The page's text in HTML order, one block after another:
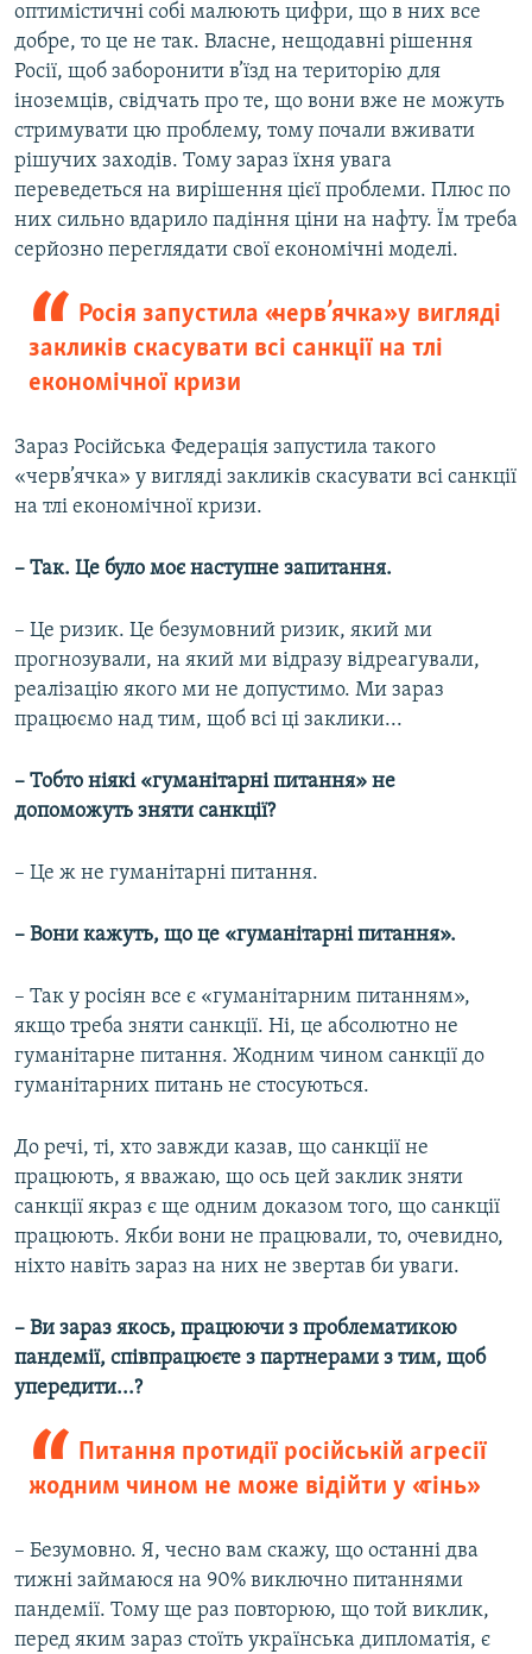
оптимістичні собі малюють цифри, що в них все
добре, то це не так. Власне, нещодавні рішення
Росії, щоб заборонити в’їзд на територію для
іноземців, свідчать про те, що вони вже не можуть
стримувати цю проблему, тому почали вживати
рішучих заходів. Тому зараз їхня увага
переведеться на вирішення цієї проблеми. Плюс по
них сильно вдарило падіння ціни на нафту. Їм треба
серйозно переглядати свої економічні моделі.
Росія запустила «черв’ячка» у вигляді
закликів скасувати всі санкції на тлі
економічної кризи
Зараз Російська Федерація запустила такого
«черв’ячка» у вигляді закликів скасувати всі санкції
на тлі економічної кризи.
– Так. Це було моє наступне запитання.
– Це ризик. Це безумовний ризик, який ми
прогнозували, на який ми відразу відреагували,
реалізацію якого ми не допустимо. Ми зараз
працюємо над тим, щоб всі ці заклики...
– Тобто ніякі «гуманітарні питання» не
допоможуть зняти санкції?
– Це ж не гуманітарні питання.
– Вони кажуть, що це «гуманітарні питання».
– Так у росіян все є «гуманітарним питанням»,
якщо треба зняти санкції. Ні, це абсолютно не
гуманітарне питання. Жодним чином санкції до
гуманітарних питань не стосуються.
До речі, ті, хто завжди казав, що санкції не
працюють, я вважаю, що ось цей заклик зняти
санкції якраз є ще одним доказом того, що санкції
працюють. Якби вони не працювали, то, очевидно,
ніхто навіть зараз на них не звертав би уваги.
– Ви зараз якось, працюючи з проблематикою
пандемії, співпрацюєте з партнерами з тим, щоб
упередити...?
Питання протидії російській агресії
жодним чином не може відійти у «тінь»
– Безумовно. Я, чесно вам скажу, що останні два
тижні займаюся на 90% виключно питаннями
пандемії. Тому ще раз повторюю, що той виклик,
перед яким зараз стоїть українська дипломатія, є